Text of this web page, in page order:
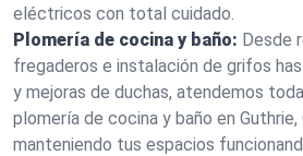
eléctricos con total cuidado.
Plomería de cocina y baño: Desde
fregaderos e instalación de grifos
y mejoras de duchas, atendemos
plomería de cocina y baño en
manteniendo tus espacios